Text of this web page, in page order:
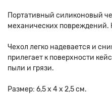
Портативный силиконовый
механических повреждений.
Чехол легко надевается и
прилегает к поверхности
пыли и грязи.
Размер: 6,5 х 4 х 2,5 см.